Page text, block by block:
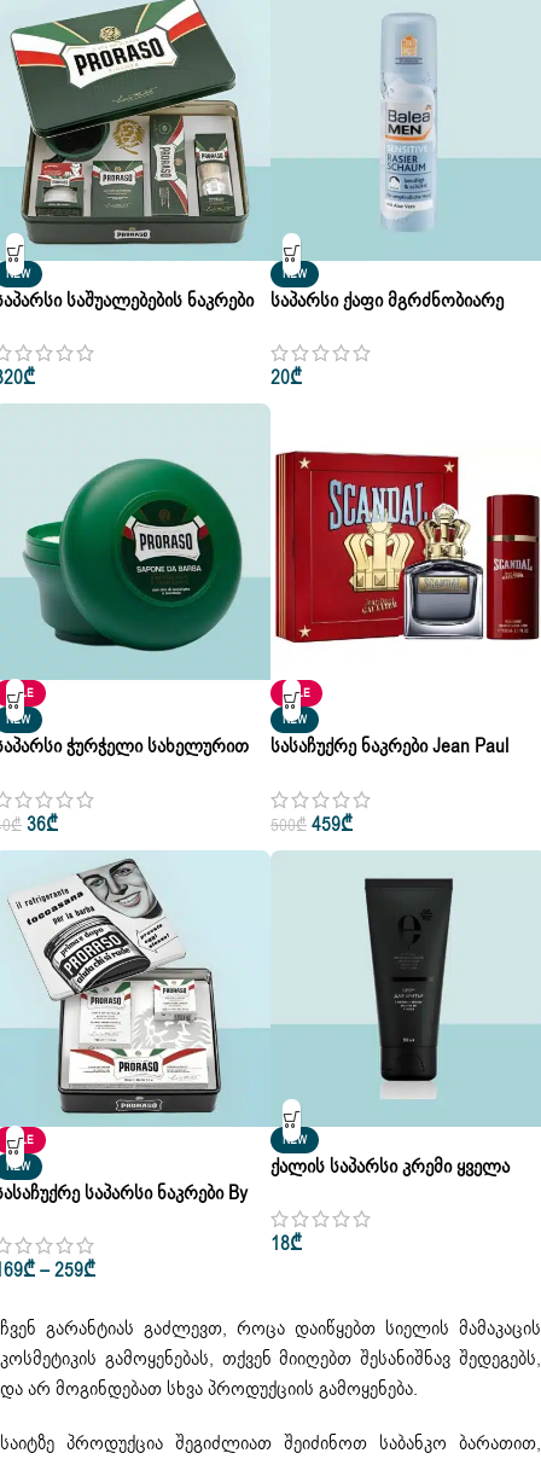
NEW
Საშუალებების Ნაკრები
₾
NEW
Საპარსი Ქაფი Მგრძნობიარე
Rasierschaum 300ml
20₾
SALE
NEW
Ჭურჭელი Სახელურით
₾ 36₾
SALE
NEW
Სასაჩუქრე Ნაკრები Jean Paul
500₾ 459₾
SALE
NEW
Საპარსი Ნაკრები By
Set
₾–259₾
NEW
Ქალის Საპარსი Კრემი Ყველა
100ml
18₾
ჩვენ გარანტიას გაძლევთ, როცა დაიწყებთ სიელის მამაკაცის
კოსმეტიკის გამოყენებას, თქვენ მიიღებთ შესანიშნავ შედეგებს,
და არ მოგინდებათ სხვა პროდუქციის გამოყენება.
საიტზე პროდუქცია შეგიძლიათ შეიძინოთ საბანკო ბარათით,